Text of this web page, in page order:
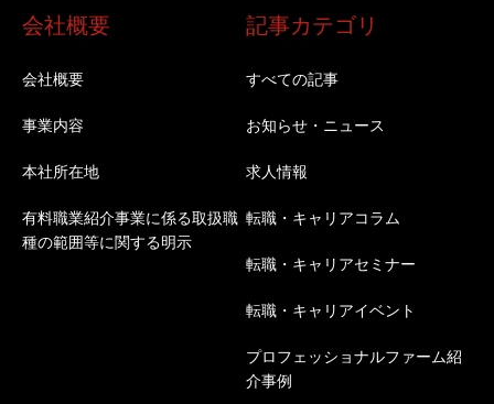
会社概要
会社概要
事業内容
本社所在地
有料職業紹介事業に係る取扱職
種の範囲等に関する明示
記事カテゴリ
すべての記事
お知らせ・ニュース
求人情報
転職・キャリアコラム
転職・キャリアセミナー
転職・キャリアイベント
プロフェッショナルファーム紹
介事例